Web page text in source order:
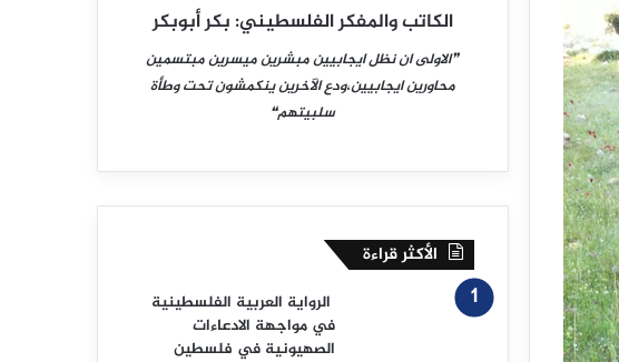
الكاتب والمفكر الفلسطيني: بكر أبوبكر
❞الاولى ان نظل ايجابيين مبشرين ميسرين مبتسمين
محاورين ايجابيين،ودع الآخرين ينكمشون تحت وطأة
سلبيتهم❝
الأكثر قراءة
الرواية العربية الفلسطينية
في مواجهة الادعاءات
الصهيونية في فلسطين